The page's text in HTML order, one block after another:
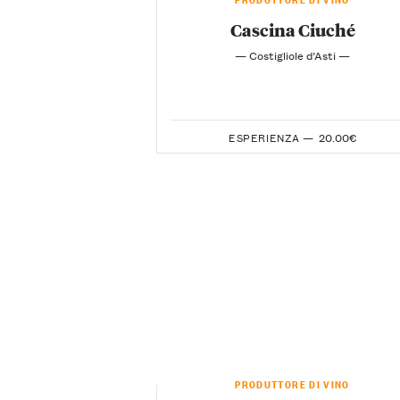
Cascina Ciuché
— Costigliole d’Asti —
ESPERIENZA — 20.00€
PRODUTTORE DI VINO